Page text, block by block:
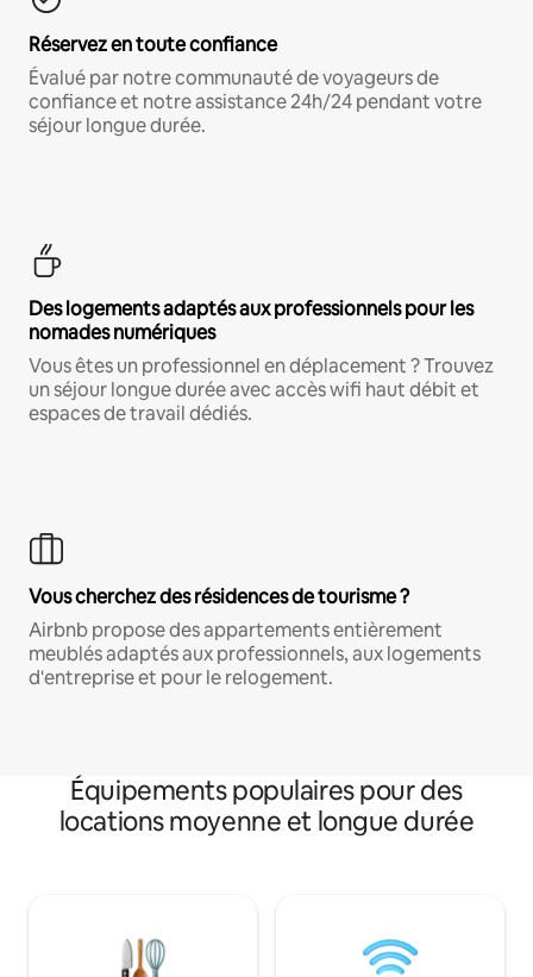
Réservez en toute confiance
Évalué par notre communauté de voyageurs de
confiance et notre assistance 24h/24 pendant votre
séjour longue durée.
Des logements adaptés aux professionnels pour les
nomades numériques
Vous êtes un professionnel en déplacement ? Trouvez
un séjour longue durée avec accès wifi haut débit et
espaces de travail dédiés.
Vous cherchez des résidences de tourisme ?
Airbnb propose des appartements entièrement
meublés adaptés aux professionnels, aux logements
d'entreprise et pour le relogement.
Équipements populaires pour des
locations moyenne et longue durée